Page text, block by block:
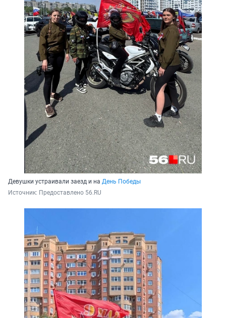
Девушки устраивали заезд и на День Победы
Источник: Предоставлено 56.RU